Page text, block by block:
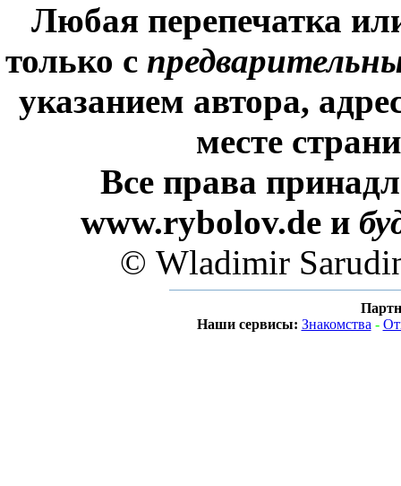
Любая перепечатка
только с
указанием автора,
месте
Все права
www.rybolov.de и
© Wladimir
Наши сервисы: Знакомства -